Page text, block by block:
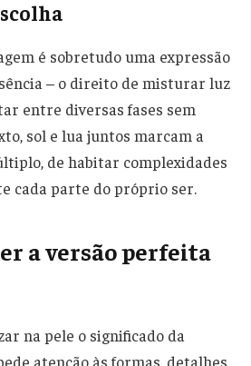
é sobretudo uma expressão
– o direito de misturar luz
entre diversas fases sem
sol e lua juntos marcam a
de habitar complexidades
cada parte do próprio ser.
a versão perfeita
na pele o significado da
atenção às formas, detalhes